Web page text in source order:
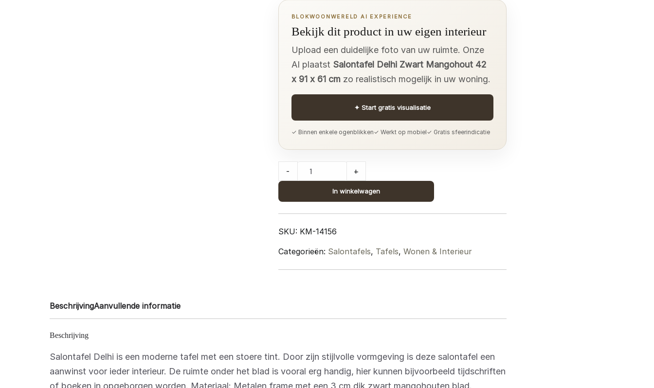
BLOKWOONWERELD AI EXPERIENCE
Bekijk dit product in uw eigen interieur
Upload een duidelijke foto van uw ruimte. Onze
AI plaatst Salontafel Delhi Zwart Mangohout 42
x 91 x 61 cmzo realistisch mogelijk in uw woning.
✦ Start gratis visualisatie
✓ Binnen enkele ogenblikken✓ Werkt op mobiel✓ Gratis sfeerindicatie
Salontafel
Delhi
Mangohout
42
x
x
- +
In winkelwagen
SKU: KM-14156
Categorieën: Salontafels, Tafels, Wonen & Interieur
BeschrijvingAanvullende informatie
Beschrijving
Salontafel Delhi is een moderne tafel met een stoere tint. Door zijn stijlvolle vormgeving is deze salontafel een
aanwinst voor ieder interieur. De ruimte onder het blad is vooral erg handig, hier kunnen bijvoorbeeld tijdschriften
of boeken in opgeborgen worden. Materiaal: Metalen frame met een 3 cm dik zwart mangohouten blad.